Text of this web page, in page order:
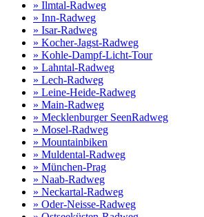
» Ilmtal-Radweg
» Inn-Radweg
» Isar-Radweg
» Kocher-Jagst-Radweg
» Kohle-Dampf-Licht-Tour
» Lahntal-Radweg
» Lech-Radweg
» Leine-Heide-Radweg
» Main-Radweg
» Mecklenburger SeenRadweg
» Mosel-Radweg
» Mountainbiken
» Muldental-Radweg
» München-Prag
» Naab-Radweg
» Neckartal-Radweg
» Oder-Neisse-Radweg